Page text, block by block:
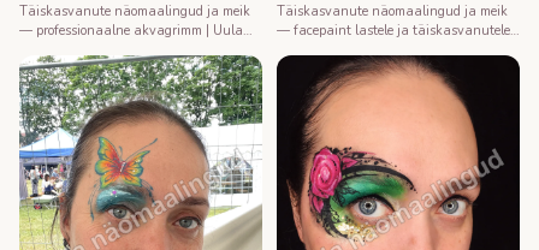
Täiskasvanute näomaalingud ja meik
— professionaalne akvagrimm | Uula
Täiskasvanute näomaalingud ja meik
— facepaint lastele ja täiskasvanutele |